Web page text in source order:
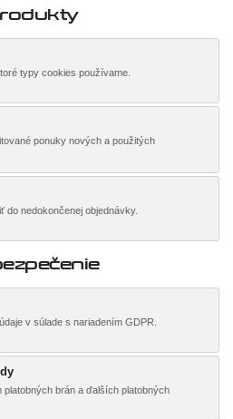
typy cookies používame.
ponuky nových a použitých
do nedokončenej objednávky.
v súlade s nariadením GDPR.
platobných brán a ďalších platobných